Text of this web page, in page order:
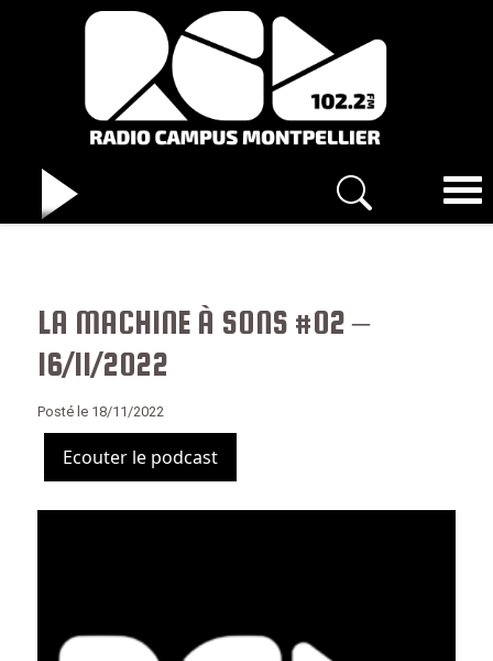
LA MACHINE À SONS #02 –
16/11/2022
Posté le 18/11/2022
Ecouter le podcast